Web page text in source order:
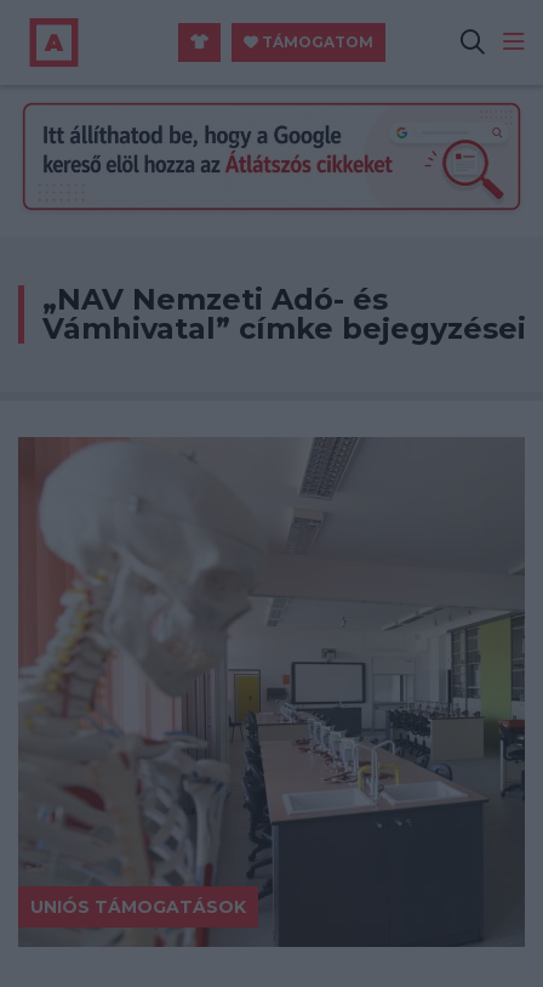
TÁMOGATOM
„NAV Nemzeti Adó- és
Vámhivatal” címke bejegyzései
UNIÓS TÁMOGATÁSOK